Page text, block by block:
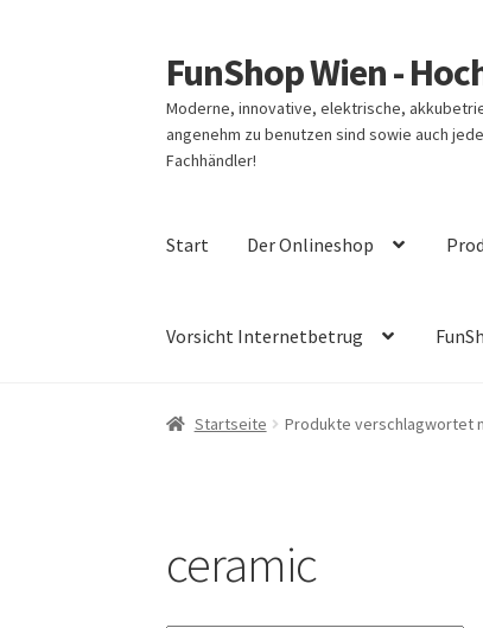
Zur
Navigation
springen
Zum
Inhalt
springen
FunShop Wien -
Moderne, innovative, elektrische,
angenehm zu benutzen sind sowie auch
Fachhändler!
Start Der Onlineshop
Vorsicht Internetbetrug
Startseite Produkte verschlagwortet
ceramic